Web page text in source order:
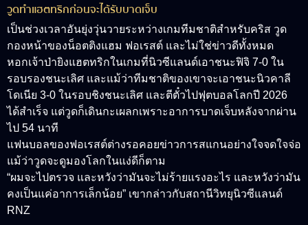
วูดทำแฮตทริกก่อนจะได้รับบาดเจ็บ
เป็นช่วงเวลาอันยุ่งวุ่นวายระหว่างเกมทีมชาติสำหรับคริส วูด
กองหน้าของน็อตติงแฮม ฟอเรสต์ และไม่ใช่ข่าวดีทั้งหมด
หอกเจ้าป่ายิงแฮตทริกในเกมที่นิวซีแลนด์เอาชนะฟิจิ 7-0 ใน
รอบรองชนะเลิศ และแม้ว่าทีมชาติของเขาจะเอาชนะนิวคาลี
โดเนีย 3-0 ในรอบชิงชนะเลิศ และตีตั๋วไปฟุตบอลโลกปี 2026
ได้สำเร็จ แต่วูดก็เดินกะเผลกเพราะอาการบาดเจ็บหลังจากผ่าน
ไป 54 นาที
แฟนบอลของฟอเรสต์ต่างรอคอยข่าวการสแกนอย่างใจจดใจจ่อ
แม้ว่าวูดจะดูมองโลกในแง่ดีก็ตาม
“ผมจะไปตรวจ และหวังว่ามันจะไม่ร้ายแรงอะไร และหวังว่ามัน
คงเป็นแค่อาการเล็กน้อย” เขากล่าวกับสถานีวิทยุนิวซีแลนด์
RNZ